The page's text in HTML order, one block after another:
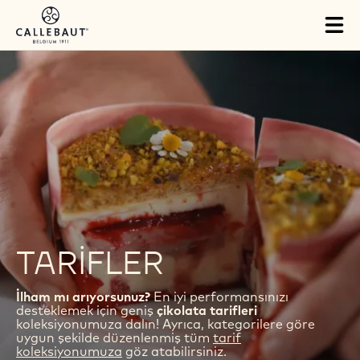
Skip to main content
TARIFLER
İlham mı arıyorsunuz?En iyi performansınızı
desteklemek için geniş çikolata tarifleri
koleksiyonumuza dalın! Ayrıca, kategorilere göre
uygun şekilde düzenlenmiş tüm tarif
koleksiyonumuza göz atabilirsiniz.